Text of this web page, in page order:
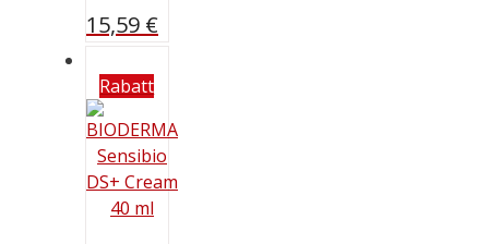
15,59 €
Rabatt